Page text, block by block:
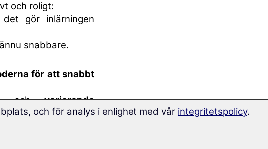
och roligt:
gör inlärningen
snabbare.
för att snabbt
ochvarierande
långtidsminne.
och för analys i enlighet med vår integritetspolicy.